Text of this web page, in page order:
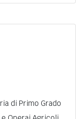
di Primo Grado